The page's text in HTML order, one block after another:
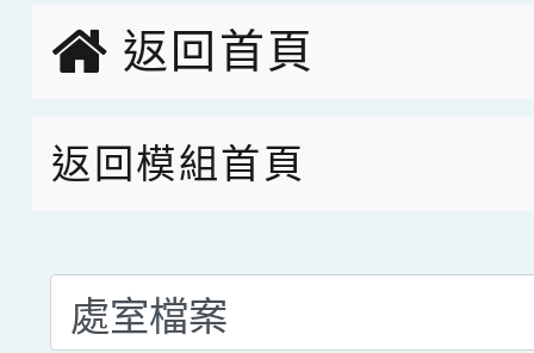
臺灣台語-第二名
市賽榮獲科學小創客佳
返回首頁
返回模組首頁